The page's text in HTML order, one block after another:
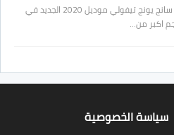
قامت شركة سانج يونج بإطلاق سيارة سانج يونج تيفولي موديل 2020 الجديد في
اكبر من…
سياسة الخصوصية